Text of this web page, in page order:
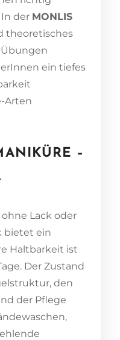
der MONLIS
theoretisches
ein tiefes
Arten
–
Lack oder
bietet ein
Haltbarkeit ist
Der Zustand
den
der Pflege